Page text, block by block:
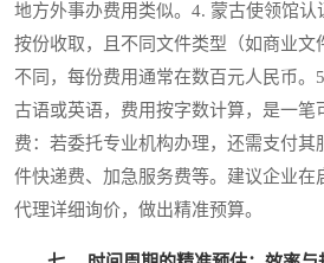
地方外事办费用类似。4. 蒙古使领馆认
按份收取，且不同文件类型（如商业文
不同，每份费用通常在数百元人民币。
古语或英语，费用按字数计算，是一笔
费：若委托专业机构办理，还需支付其
件快递费、加急服务费等。建议企业在
代理详细询价，做出精准预算。